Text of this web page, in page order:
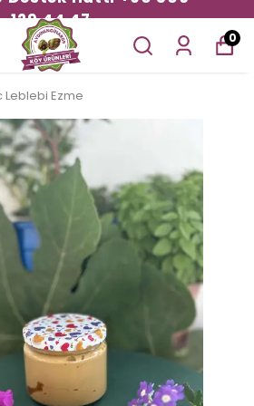
129 44 47
0
Leblebi Ezme